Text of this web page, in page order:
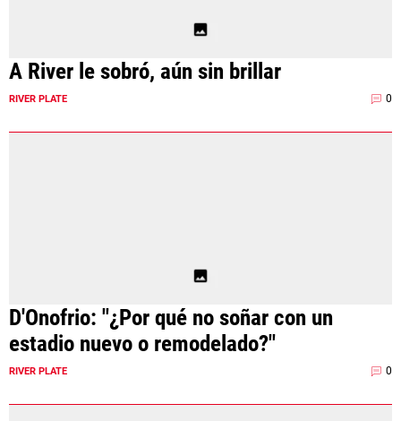
A River le sobró, aún sin brillar
RIVER PLATE 0
D'Onofrio: "¿Por qué no soñar con un
estadio nuevo o remodelado?"
RIVER PLATE 0